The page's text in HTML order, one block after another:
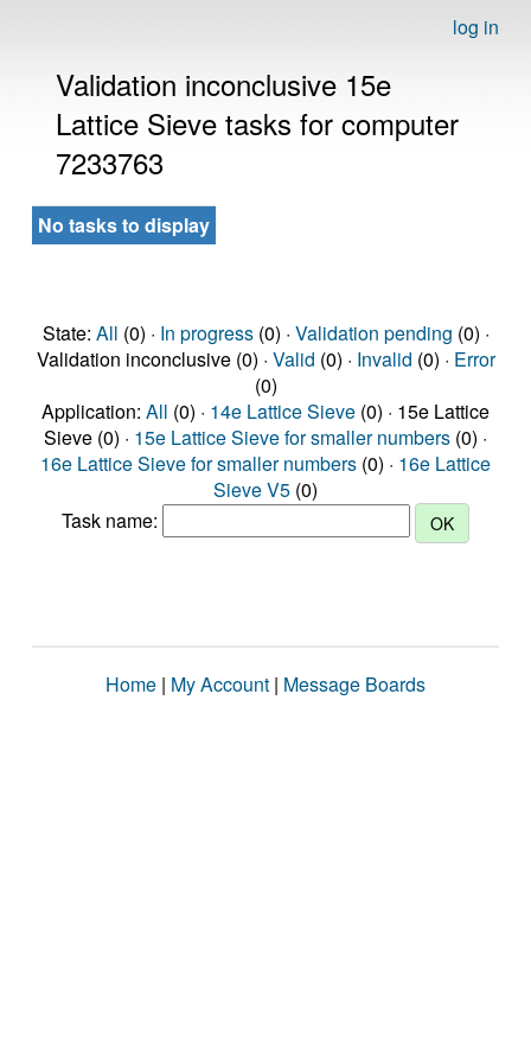
log in
Validation inconclusive 15e
Lattice Sieve tasks for computer
7233763
No tasks to display
State: All (0) · In progress(0) · Validation pending (0) ·
Validation inconclusive (0) · Valid (0) · Invalid (0) · Error
(0)
Application: All (0) · 14e Lattice Sieve (0) · 15e Lattice
Sieve (0) · 15e Lattice Sieve for smaller numbers (0) ·
16e Lattice Sieve for smaller numbers (0) · 16e Lattice
Sieve V5 (0)
Task name:
Home | My Account | Message Boards